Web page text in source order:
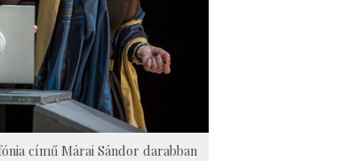
című Márai Sándor darabban